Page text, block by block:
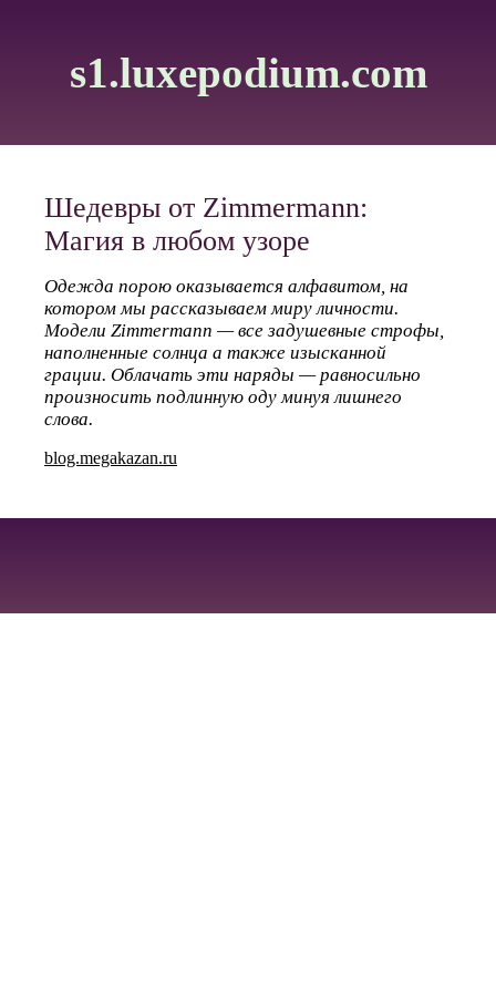
s1.luxepodium.com
Шедевры от Zimmermann:
Магия в любом узоре
Одежда порою оказывается алфавитом, на
котором мы рассказываем миру личности.
Модели Zimmermann — все задушевные строфы,
наполненные солнца а также изысканной
грации. Облачать эти наряды — равносильно
произносить подлинную оду минуя лишнего
слова.
blog.megakazan.ru